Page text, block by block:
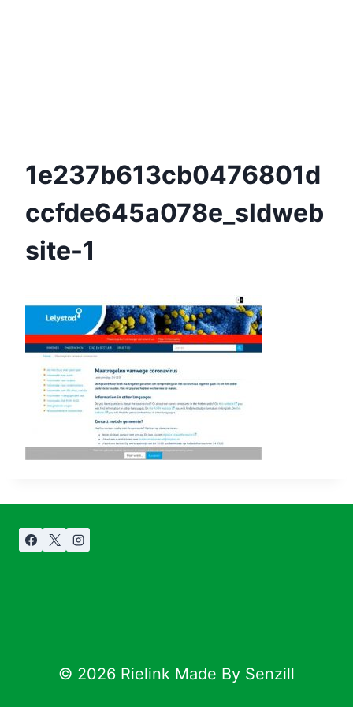
1e237b613cb0476801d
Ccfde645a078e_sldweb
Site-1
© 2026 Rielink Made By Senzill